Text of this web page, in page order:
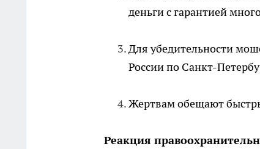
деньги с гарантией
Для убедительности
России по Санкт-
Жертвам обещают
Реакция